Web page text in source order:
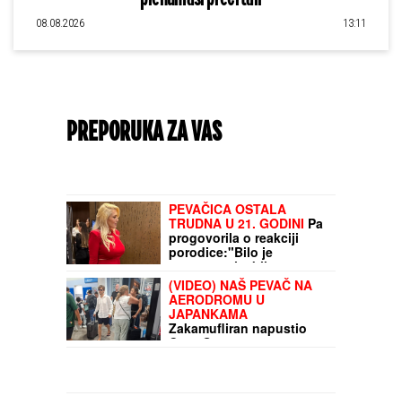
08.08.2026 13:11
PREPORUKA ZA VAS
ENA I PEJA PROGOVORILI O SVADBI I ELITI
10Otkrili detalje porodične svađe i šta se
desilo na ručku sa Zlatom i Mikijem:
"Odabrala sam venčanicu, pevaće